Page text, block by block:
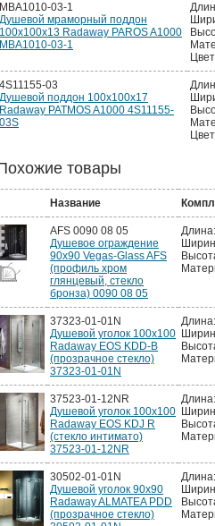
MBA1010-03-1
Душевой мраморный поддон
100х100х13 Radaway PAROS A1000
MBA1010-03-1
4S11155-03
Душевой поддон 100х100х17
Radaway PATMOS A1000 4S11155-
03S
товары
Название
AFS 0090 08 05
Душевое ограждение
90x90 Vegas-Glass AFS
(профиль хром
глянцевый, стекло
бронза) 0090 08 05
37323-01-01N
Душевой уголок 100х100
Radaway EOS KDD-B
(прозрачное стекло)
37323-01-01N
37523-01-12NR
Душевой уголок 100х100
Radaway EOS KDJ R
(стекло интимато)
37523-01-12NR
30502-01-01N
Душевой уголок 90х90
Radaway ALMATEA PDD
(прозрачное стекло)